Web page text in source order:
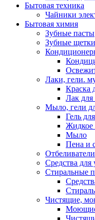
Бытовая техника
Чайники
Бытовая химия
Зубные пасты
Зубные
Лаки, гели.
Краска
Лак для
Мыло, гели
Гель
Мыло
Пена и
Отбеливатели
Средства для
Стиральные
Чистящие,
Моющие